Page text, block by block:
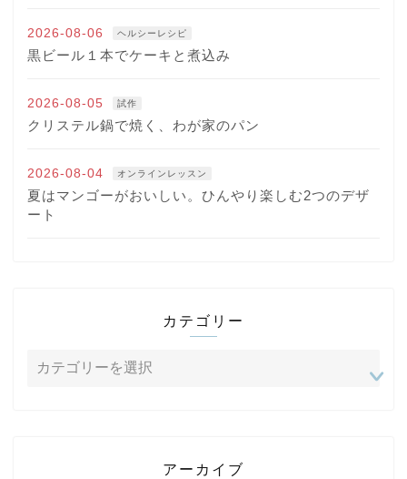
2026-08-06 ヘルシーレシピ
黒ビール１本でケーキと煮込み
2026-08-05 試作
クリステル鍋で焼く、わが家のパン
2026-08-04 オンラインレッスン
夏はマンゴーがおいしい。ひんやり楽しむ2つのデザ
ート
カテゴリー
アーカイブ